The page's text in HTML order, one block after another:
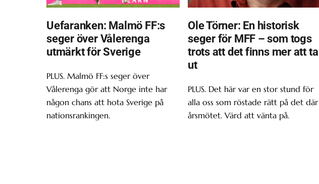
Uefaranken: Malmö FF:s
seger över Vålerenga
utmärkt för Sverige
PLUS. Malmö FF:s seger över
Vålerenga gör att Norge inte har
någon chans att hota Sverige på
nationsrankingen.
Ole Törner: En historisk
seger för MFF – som togs
trots att det finns mer att ta
ut
PLUS. Det här var en stor stund för
alla oss som röstade rätt på det där
årsmötet. Värd att vänta på.